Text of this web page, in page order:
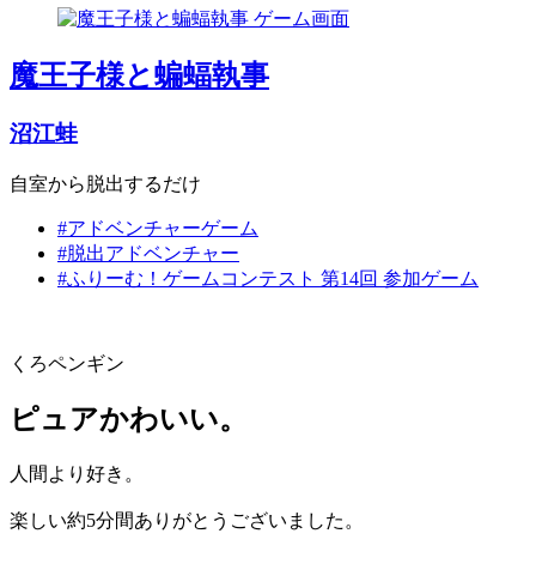
魔王子様と蝙蝠執事
沼江蛙
自室から脱出するだけ
#アドベンチャーゲーム
#脱出アドベンチャー
#ふりーむ！ゲームコンテスト 第14回 参加ゲーム
くろペンギン
ピュアかわいい。
人間より好き。
楽しい約5分間ありがとうございました。